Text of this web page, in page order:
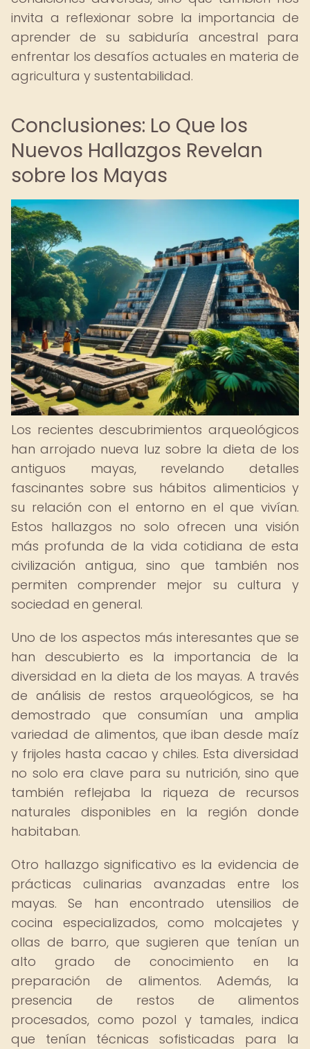
invita a reflexionar sobre la importancia de
aprender de su sabiduría ancestral para
enfrentar los desafíos actuales en materia de
agricultura y sustentabilidad.
Conclusiones: Lo Que los
Nuevos Hallazgos Revelan
sobre los Mayas
Los recientes descubrimientos arqueológicos
han arrojado nueva luz sobre la dieta de los
antiguos mayas, revelando detalles
fascinantes sobre sus hábitos alimenticios y
su relación con el entorno en el que vivían.
Estos hallazgos no solo ofrecen una visión
más profunda de la vida cotidiana de esta
civilización antigua, sino que también nos
permiten comprender mejor su cultura y
sociedad en general.
Uno de los aspectos más interesantes que se
han descubierto es la importancia de la
diversidad en la dieta de los mayas. A través
de análisis de restos arqueológicos, se ha
demostrado que consumían una amplia
variedad de alimentos, que iban desde maíz
y frijoles hasta cacao y chiles. Esta diversidad
no solo era clave para su nutrición, sino que
también reflejaba la riqueza de recursos
naturales disponibles en la región donde
habitaban.
Otro hallazgo significativo es la evidencia de
prácticas culinarias avanzadas entre los
mayas. Se han encontrado utensilios de
cocina especializados, como molcajetes y
ollas de barro, que sugieren que tenían un
alto grado de conocimiento en la
preparación de alimentos. Además, la
presencia de restos de alimentos
procesados, como pozol y tamales, indica
que tenían técnicas sofisticadas para la